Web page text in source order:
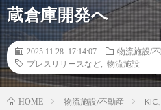
蔵倉庫開発へ
2025.11.28 17:14:07
物流施設/
プレスリリースなど
物流施設
HOME 物流施設/不動産 KIC